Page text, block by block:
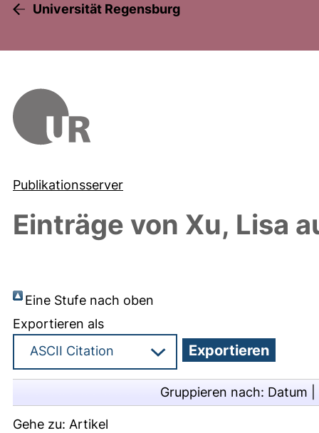
Universität Regensburg
Publikationsserver
Einträge von Xu, Lisa
Eine Stufe nach oben
Exportieren als
Gruppieren nach: Datum
Gehe zu: Artikel